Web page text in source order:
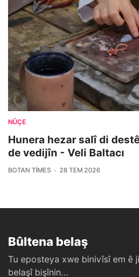
NÛÇE
Hunera hezar salî di
de vedijîn - Veli Baltacı
BOTAN TIMES 28 TEM 2026
Bûltena belaş
Tu eposteya xwe binivîsî em ê
belaşî bişînin...